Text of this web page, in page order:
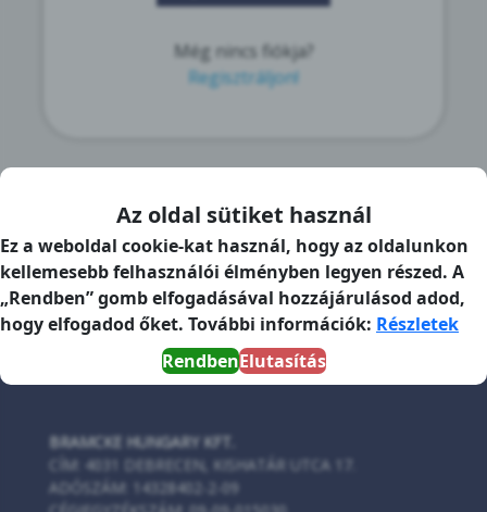
Még nincs fiókja?
Regisztráljon!
BRAMCKE HUNGARY KFT.
CÍM: 4031 DEBRECEN, KISHATÁR UTCA 17.
ADÓSZÁM:
14328402-2-09
Az oldal sütiket használ
Ez a weboldal cookie-kat használ, hogy az oldalunkon
kellemesebb felhasználói élményben legyen részed. A
„Rendben” gomb elfogadásával hozzájárulásod adod,
hogy elfogadod őket. További információk: Részletek
RendbenElutasítás